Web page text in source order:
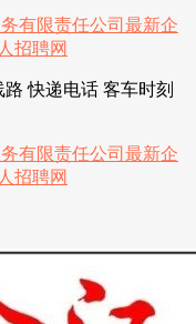
快递电话 客车时刻